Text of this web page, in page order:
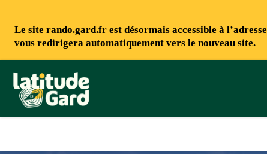
Le site rando.gard.fr est désormais accessible à l’adresse
vous redirigera automatiquement vers le nouveau site.
Rando Gard